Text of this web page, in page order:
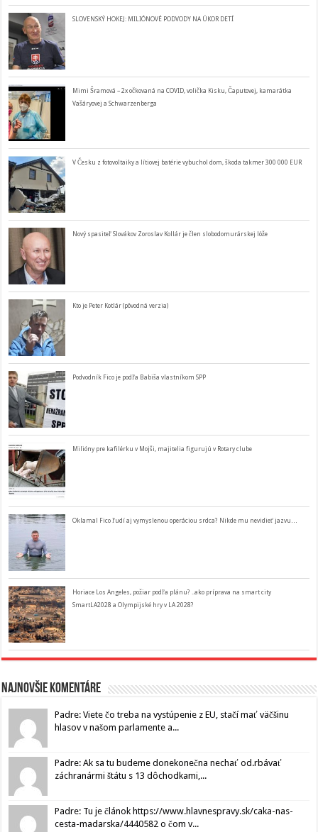
SLOVENSKÝ HOKEJ: MILIÓNOVÉ PODVODY NA ÚKOR DETÍ
Mimi Šramová – 2x očkovaná na COVID, volička Kisku, Čaputovej, kamarátka
Vašáryovej a Schwarzenberga
V Česku z fotovoltaiky a lítiovej batérie vybuchol dom, škoda takmer 300 000 EUR
Nový spasiteľ Slovákov Zoroslav Kollár je člen slobodomurárskej lóže
Kto je Peter Kotlár (pôvodná verzia)
Podvodník Fico je podľa Babiša vlastníkom SPP
Milióny pre kafilérku v Mojši, majitelia figurujú v Rotary clube
Oklamal Fico ľudí aj vymyslenou operáciou srdca? Nikde mu nevidieť jazvu…
Horiace Los Angeles, požiar podľa plánu? ..ako príprava na smart city
SmartLA2028 a Olympijské hry v LA 2028?
Najnovšie komentáre
Padre: Viete čo treba na vystúpenie z EU, stačí mať väčšinu
hlasov v našom parlamente a...
Padre: Ak sa tu budeme donekonečna nechať od.rbávať
záchranármi štátu s 13 dôchodkami,...
Padre: Tu je článok https://www.hlavnespravy.sk/caka-nas-
cesta-madarska/4440582 o čom v...